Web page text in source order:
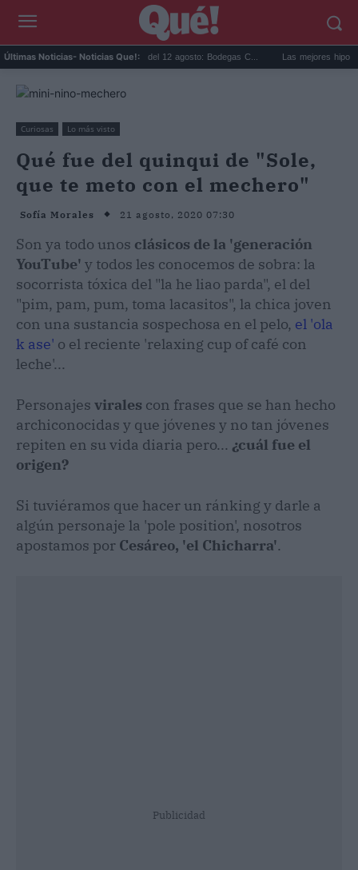
Últimas Noticias- Noticias Que!:
Eclipse solar en Cariñena del 12 agosto: Bodegas C... Las mejores hipotecas de
Curiosas Lo más visto
Qué fue del quinqui de "Sole,
que te meto con el mechero"
Sofía Morales 21 agosto, 2020 07:30
Son ya todo unos clásicos de la 'generación
YouTube' y todos les conocemos de sobra: la
socorrista tóxica del "la he liao parda", el del
"pim, pam, pum, toma lacasitos", la chica joven
con una sustancia sospechosa en el pelo, el 'ola
k ase' o el reciente 'relaxing cup of café con
leche'...
Personajes virales con frases que se han hecho
archiconocidas y que jóvenes y no tan jóvenes
repiten en su vida diaria pero... ¿cuál fue el
origen?
Si tuviéramos que hacer un ránking y darle a
algún personaje la 'pole position', nosotros
apostamos por Cesáreo, 'el Chicharra'.
Publicidad